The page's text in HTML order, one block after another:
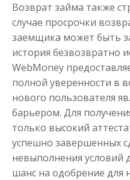
Срок
Займ без
деловой
Возврат займа также
случае просрочки
заемщика может быть
история безвозвратно
WebMoney
полной уверенности в
нового пользователя
барьером. Для
только высокий
успешно завершенных
невыполнения условий
шанс на одобрение для